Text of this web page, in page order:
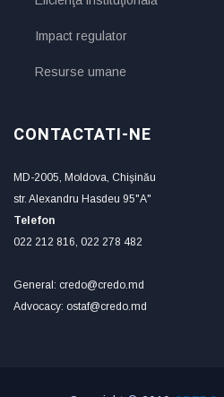
Impact regulator
Resurse umane
CONTACTATI-NE
MD-2005, Moldova, Chişinău
str. Alexandru Hasdeu 95"A"
Telefon
022 212 816, 022 278 482
General: credo@credo.md
Advocacy: ostaf@credo.md